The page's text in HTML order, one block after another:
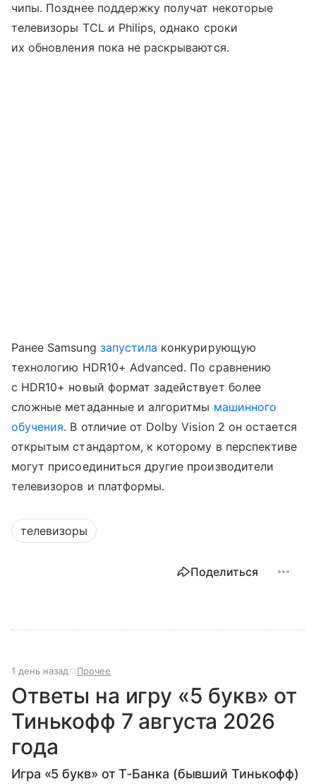
чипы. Позднее поддержку получат некоторые
телевизоры TCL и Philips, однако сроки
их обновления пока не раскрываются.
Ранее Samsung запустила конкурирующую
технологию HDR10+ Advanced. По сравнению
с HDR10+ новый формат задействует более
сложные метаданные и алгоритмы машинного
обучения. В отличие от Dolby Vision 2 он остается
открытым стандартом, к которому в перспективе
могут присоединиться другие производители
телевизоров и платформы.
телевизоры
Поделиться
1 день назад Прочее
Ответы на игру «5 букв» от
Тинькофф 7 августа 2026
года
Игра «5 букв» от Т-Банка (бывший Тинькофф)